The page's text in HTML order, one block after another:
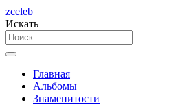
zceleb
Искать
Главная
Альбомы
Знаменитости